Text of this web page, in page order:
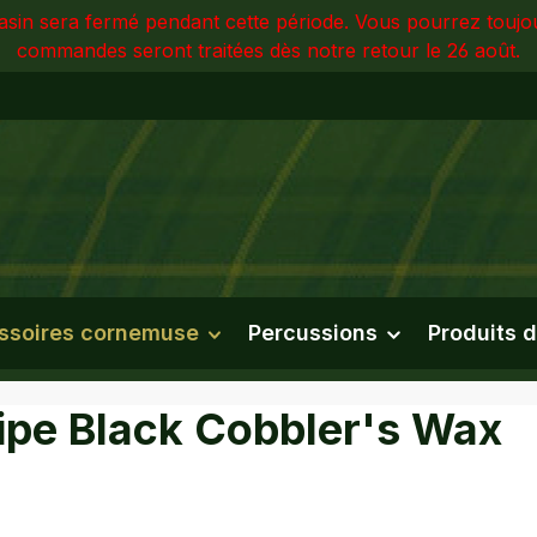
sera fermé pendant cette période. Vous pourrez
commandes seront traitées dès notre retour le 26 août.
cornemuse Percussions Produits
Black Cobbler's Wax